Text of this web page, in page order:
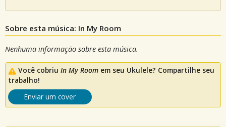
Sobre esta música: In My Room
Nenhuma informação sobre esta música.
Você cobriu In My Room em seu Ukulele? Compartilhe seu
trabalho!
Enviar um cover